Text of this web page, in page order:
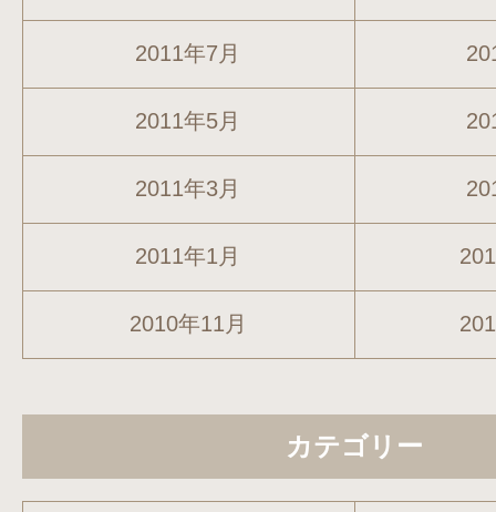
2011年7月
2011年5月
2011年3月
2011年1月
2010年11月
カテゴリー